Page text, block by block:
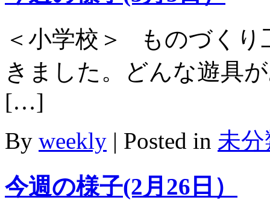
＜小学校＞ ものづくり
きました。どんな遊具
[…]
By weekly | Posted in 未
今週の様子(2月26日）